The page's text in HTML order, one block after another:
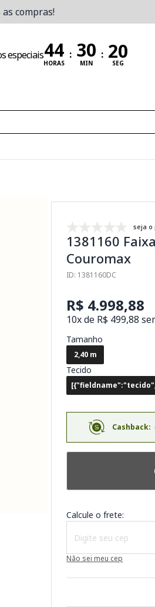
as compras!
especiais
HORAS
:
MIN
:
SEG
seja
1381160
Couromax
ID: 1381160DC
R$ 4.998,88
10x de R$ 499,88
Tamanho
2,40 m
Tecido
Cashback:
Calcule o frete:
Não sei meu cep